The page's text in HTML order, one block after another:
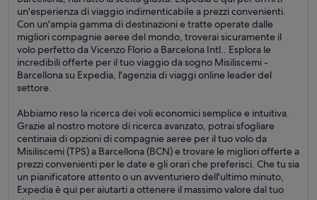
un'esperienza di viaggio indimenticabile a prezzi convenienti.
Con un'ampia gamma di destinazioni e tratte operate dalle
migliori compagnie aeree del mondo, troverai sicuramente il
volo perfetto da Vicenzo Florio a Barcelona Intl.. Esplora le
incredibili offerte per il tuo viaggio da sogno Misiliscemi -
Barcellona su Expedia, l'agenzia di viaggi online leader del
settore.
Abbiamo reso la ricerca dei voli economici semplice e intuitiva.
Grazie al nostro motore di ricerca avanzato, potrai sfogliare
centinaia di opzioni di compagnie aeree per il tuo volo da
Misiliscemi (TPS) a Barcellona (BCN) e trovare le migliori offerte a
prezzi convenienti per le date e gli orari che preferisci. Che tu sia
un pianificatore attento o un avventuriero dell'ultimo minuto,
Expedia è qui per aiutarti a ottenere il massimo valore dal tuo